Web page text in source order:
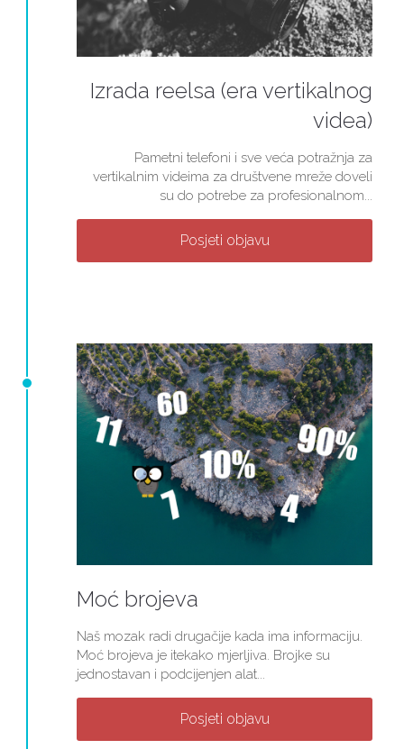
Izrada reelsa (era vertikalnog
videa)
Pametni telefoni i sve veća potražnja za
vertikalnim videima za društvene mreže doveli
su do potrebe za profesionalnom...
Posjeti objavu
Moć brojeva
Naš mozak radi drugačije kada ima informaciju.
Moć brojeva je itekako mjerljiva. Brojke su
jednostavan i podcijenjen alat...
Posjeti objavu